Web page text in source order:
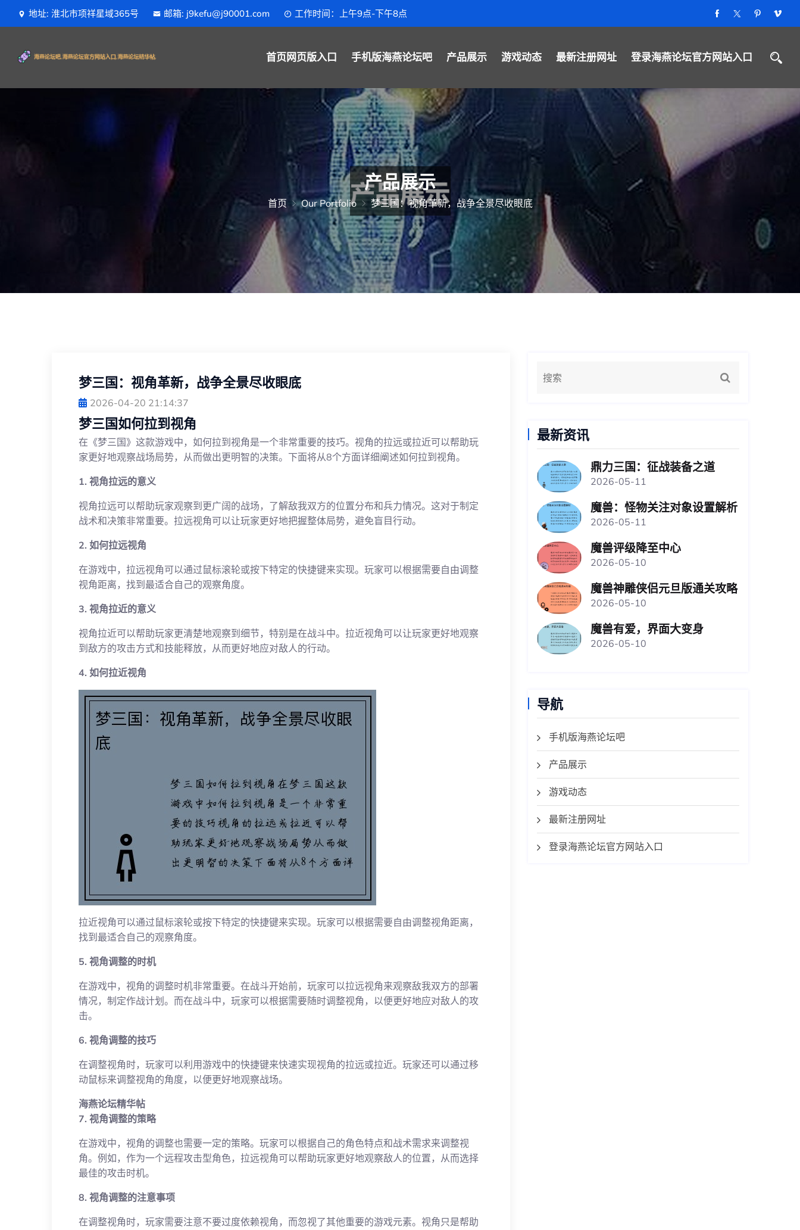
地址: 淮北市项祥星域365号 邮箱: j9kefu@j90001.com 工作时间：上午9点-下午8点
首页网页版入口 手机版海燕论坛吧 产品展示 游戏动态 最新注册网址 登录海燕论坛官方网站入口
产品展示
首页 Our Portfolio 梦三国：视角革新，战争全景尽收眼底
梦三国：视角革新，战争全景尽收眼底
2026-04-20 21:14:37
梦三国如何拉到视角
在《梦三国》这款游戏中，如何拉到视角是一个非常重要的技巧。视角的拉远或拉近可以帮助玩
家更好地观察战场局势，从而做出更明智的决策。下面将从8个方面详细阐述如何拉到视角。
1. 视角拉远的意义
视角拉远可以帮助玩家观察到更广阔的战场，了解敌我双方的位置分布和兵力情况。这对于制定
战术和决策非常重要。拉远视角可以让玩家更好地把握整体局势，避免盲目行动。
2. 如何拉远视角
在游戏中，拉远视角可以通过鼠标滚轮或按下特定的快捷键来实现。玩家可以根据需要自由调整
视角距离，找到最适合自己的观察角度。
3. 视角拉近的意义
视角拉近可以帮助玩家更清楚地观察到细节，特别是在战斗中。拉近视角可以让玩家更好地观察
到敌方的攻击方式和技能释放，从而更好地应对敌人的行动。
4. 如何拉近视角
拉近视角可以通过鼠标滚轮或按下特定的快捷键来实现。玩家可以根据需要自由调整视角距离，
找到最适合自己的观察角度。
5. 视角调整的时机
在游戏中，视角的调整时机非常重要。在战斗开始前，玩家可以拉远视角来观察敌我双方的部署
情况，制定作战计划。而在战斗中，玩家可以根据需要随时调整视角，以便更好地应对敌人的攻
击。
6. 视角调整的技巧
在调整视角时，玩家可以利用游戏中的快捷键来快速实现视角的拉远或拉近。玩家还可以通过移
动鼠标来调整视角的角度，以便更好地观察战场。
海燕论坛精华帖
7. 视角调整的策略
在游戏中，视角的调整也需要一定的策略。玩家可以根据自己的角色特点和战术需求来调整视
角。例如，作为一个远程攻击型角色，拉远视角可以帮助玩家更好地观察敌人的位置，从而选择
最佳的攻击时机。
8. 视角调整的注意事项
在调整视角时，玩家需要注意不要过度依赖视角，而忽视了其他重要的游戏元素。视角只是帮助
最新资讯
鼎力三国：征战装备之道
2026-05-11
魔兽：怪物关注对象设置解析
2026-05-11
魔兽评级降至中心
2026-05-10
魔兽神雕侠侣元旦版通关攻略
2026-05-10
魔兽有爱，界面大变身
2026-05-10
导航
手机版海燕论坛吧
产品展示
游戏动态
最新注册网址
登录海燕论坛官方网站入口